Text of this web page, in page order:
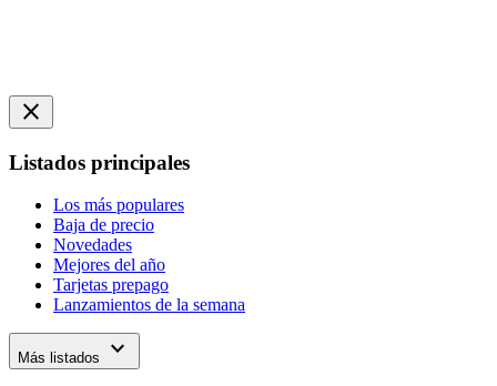
close
Listados principales
Los más populares
Baja de precio
Novedades
Mejores del año
Tarjetas prepago
Lanzamientos de la semana
Más listados expand_more